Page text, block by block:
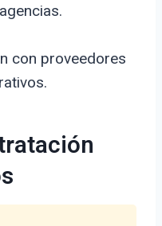
con proveedores